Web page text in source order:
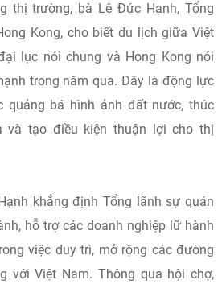
thị trường, bà Lê Đức Hạnh, Tổng
Kong, cho biết du lịch giữa Việt
lục nói chung và Hong Kong nói
trong năm qua. Đây là động lực
quảng bá hình ảnh đất nước, thúc
và tạo điều kiện thuận lợi cho thị
khẳng định Tổng lãnh sự quán
hỗ trợ các doanh nghiệp lữ hành
việc duy trì, mở rộng các đường
với Việt Nam. Thông qua hội chợ,